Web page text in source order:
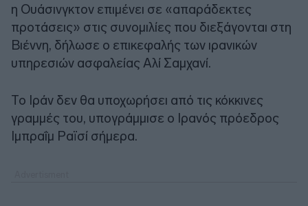
η Ουάσινγκτον επιμένει σε «απαράδεκτες
προτάσεις» στις συνομιλίες που διεξάγονται στη
Βιέννη, δήλωσε ο επικεφαλής των ιρανικών
υπηρεσιών ασφαλείας Αλί Σαμχανί.
Το Ιράν δεν θα υποχωρήσει από τις κόκκινες
γραμμές του, υπογράμμισε ο Ιρανός πρόεδρος
Ιμπραΐμ Ραϊσί σήμερα.